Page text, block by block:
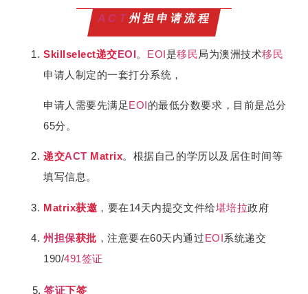
ACT州担申请流程
Skillselect递交EOI。 EOI是移民局为澳洲技术移民
申请人制定的一套打分系统，
申请人需要先满足EOI的最低分数要求，目前是总分
65分。
递交ACT Matrix。根据自己的学历以及居住时间等
填写信息。
Matrix获邀 ，要在14天内提交文件给堪培拉政府
州担保获批 ，注意要在60天内通过EOI系统递交
190/491签证
5.签证下签